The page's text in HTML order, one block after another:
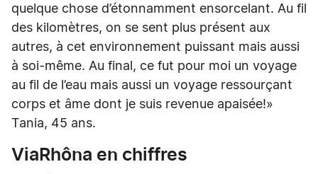
quelque chose d’étonnamment ensorcelant. Au fil
des kilomètres, on se sent plus présent aux
autres, à cet environnement puissant mais aussi
à soi-même. Au final, ce fut pour moi un voyage
au fil de l’eau mais aussi un voyage ressourçant
corps et âme dont je suis revenue apaisée!»
Tania, 45 ans.
ViaRhôna en chiffres